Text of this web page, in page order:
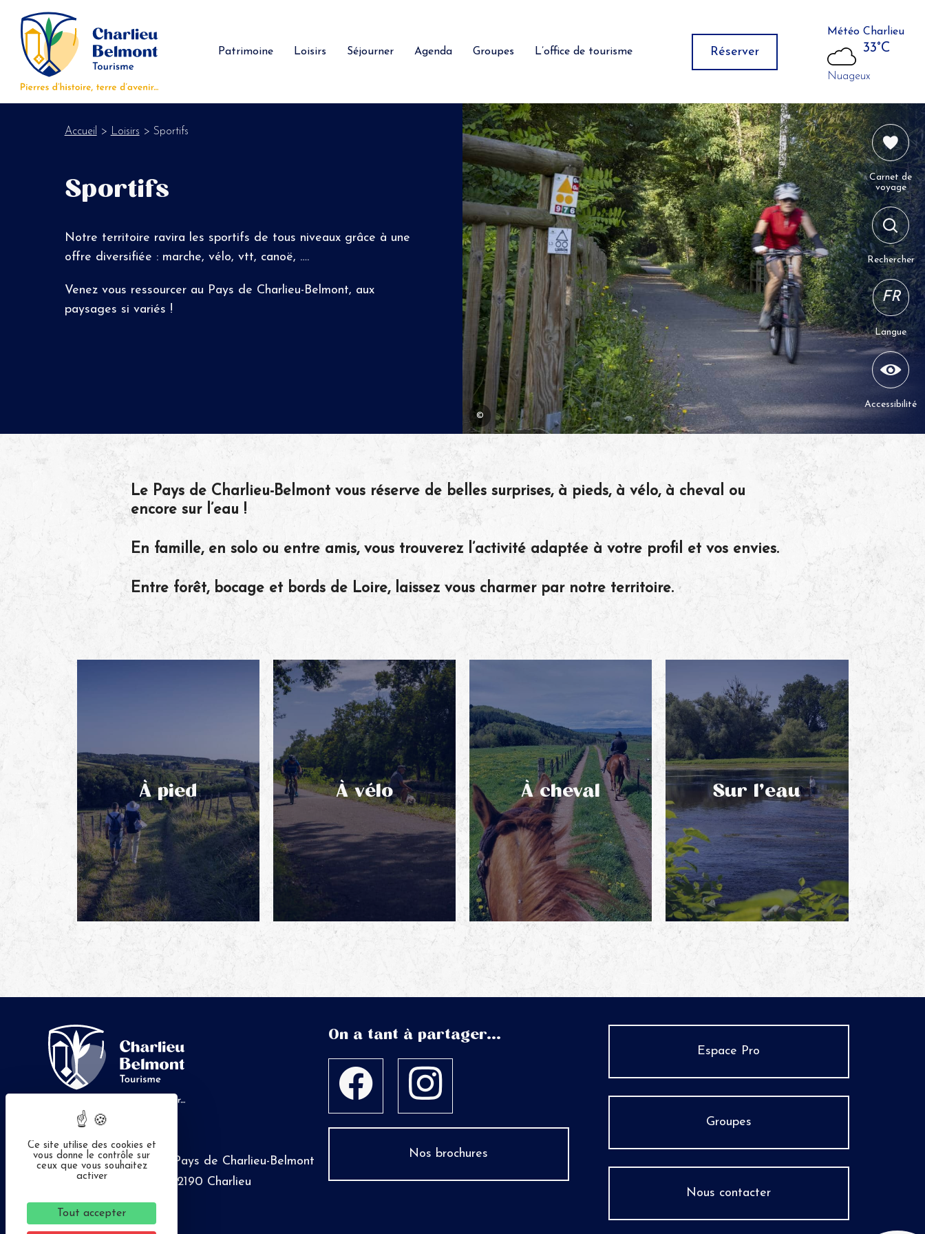
Patrimoine Loisirs Séjourner Agenda Groupes L’office de tourisme Réserver
Météo Charlieu
33°C
Nuageux
Carnet de
voyage
Rechercher
FR
Langue
Accessibilité
Accueil > Loisirs > Sportifs
Sportifs
Notre territoire ravira les sportifs de tous niveaux grâce à une
offre diversifiée : marche, vélo, vtt, canoë, ….
Venezvous ressourcer au Pays de Charlieu-Belmont, aux
paysages si variés !
©
Le Pays de Charlieu-Belmont vous réserve de belles surprises, à pieds, à vélo, à cheval ou
encore sur l’eau !
En famille, en solo ou entre amis, vous trouverez l’activité adaptée à votre profil et vos envies.
Entre forêt, bocage et bords de Loire, laissez vous charmer par notre territoire.
À pied À vélo À cheval Sur l’eau
Contactez-nous
Office de tourisme du Pays de Charlieu-Belmont
Place Saint-Philibert - 42190 Charlieu
04 77 60 12 42
On a tant à partager...
Nos brochures
Espace Pro
Groupes
Nous contacter
Panneau de gestion des cookies
Ce site utilise des cookies et
vous donne le contrôle sur
ceux que vous souhaitez
activer
Tout accepter